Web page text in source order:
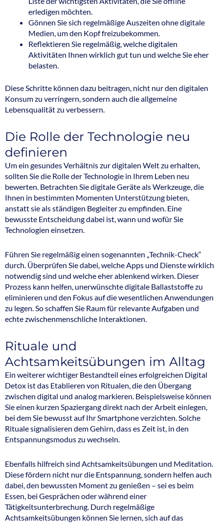
erledigen möchten.
Gönnen Sie sich regelmäßige Auszeiten ohne digitale
Medien, um den Kopf freizubekommen.
Reflektieren Sie regelmäßig, welche digitalen
Aktivitäten Ihnen wirklich gut tun und welche Sie eher
belasten.
Diese Schritte können dazu beitragen, nicht nur den digitalen
Konsum zu verringern, sondern auch die allgemeine
Lebensqualität zu verbessern.
Die Rolle der Technologie neu
definieren
Um ein gesundes Verhältnis zur digitalen Welt zu erhalten,
sollten Sie die Rolle der Technologie in Ihrem Leben neu
bewerten. Betrachten Sie digitale Geräte als Werkzeuge, die
Ihnen in bestimmten Momenten Unterstützung bieten,
anstatt sie als ständigen Begleiter zu empfinden. Eine
bewusste Entscheidung dabei ist, wann und wofür Sie
Technologien einsetzen.
Führen Sie regelmäßig einen sogenannten „Technik-Check“
durch. Überprüfen Sie dabei, welche Apps und Dienste wirklich
notwendig sind und welche eher ablenkend wirken. Dieser
Prozess kann helfen, unerwünschte digitale Ballaststoffe zu
eliminieren und den Fokus auf die wesentlichen Anwendungen
zu legen. So schaffen Sie Raum für relevante Aufgaben und
echte zwischenmenschliche Interaktionen.
Rituale und
Achtsamkeitsübungen im Alltag
Ein weiterer wichtiger Bestandteil eines erfolgreichen Digital
Detox ist das Etablieren von Ritualen, die den Übergang
zwischen digital und analog markieren. Beispielsweise können
Sie einen kurzen Spaziergang direkt nach der Arbeit einlegen,
bei dem Sie bewusst auf Ihr Smartphone verzichten. Solche
Rituale signalisieren dem Gehirn, dass es Zeit ist, in den
Entspannungsmodus zu wechseln.
Ebenfalls hilfreich sind Achtsamkeitsübungen und Meditation.
Diese fördern nicht nur die Entspannung, sondern helfen auch
dabei, den bewussten Moment zu genießen – sei es beim
Essen, bei Gesprächen oder während einer
Tätigkeitsunterbrechung. Durch regelmäßige
Achtsamkeitsübungen können Sie lernen, sich auf das